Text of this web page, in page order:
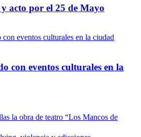
acto por el 25 de Mayo
con eventos culturales en la